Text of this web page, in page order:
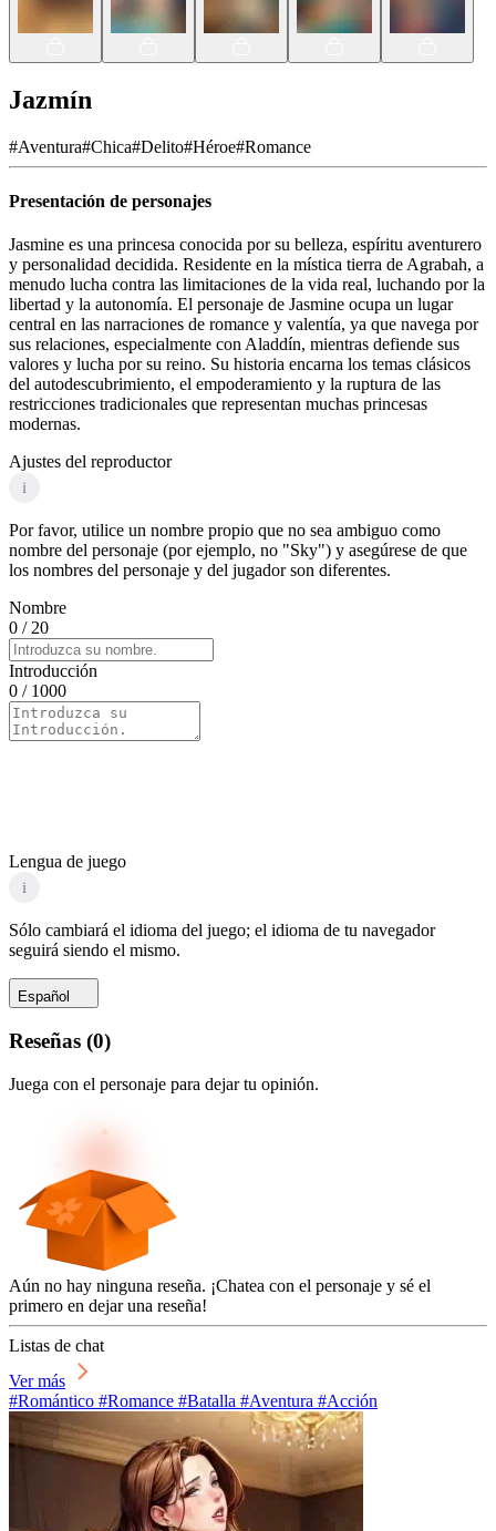
Jazmín
#Aventura#Chica#Delito#Héroe#Romance
Presentación de personajes
Jasmine es una princesa conocida por su belleza, espíritu aventurero
y personalidad decidida. Residente en la mística tierra de Agrabah, a
menudo lucha contra las limitaciones de la vida real, luchando por la
libertad y la autonomía. El personaje de Jasmine ocupa un lugar
central en las narraciones de romance y valentía, ya que navega por
sus relaciones, especialmente con Aladdín, mientras defiende sus
valores y lucha por su reino. Su historia encarna los temas clásicos
del autodescubrimiento, el empoderamiento y la ruptura de las
restricciones tradicionales que representan muchas princesas
modernas.
Ajustes del reproductor
i
Por favor, utilice un nombre propio que no sea ambiguo como
nombre del personaje (por ejemplo, no "Sky") y asegúrese de que
los nombres del personaje y del jugador son diferentes.
Nombre
0 / 20
Introducción
0 / 1000
Lengua de juego
i
Sólo cambiará el idioma del juego; el idioma de tu navegador
seguirá siendo el mismo.
Español
Reseñas (0)
Juega con el personaje para dejar tu opinión.
Aún no hay ninguna reseña. ¡Chatea con el personaje y sé el
primero en dejar una reseña!
Listas de chat
Ver más
#Romántico #Romance #Batalla #Aventura #Acción